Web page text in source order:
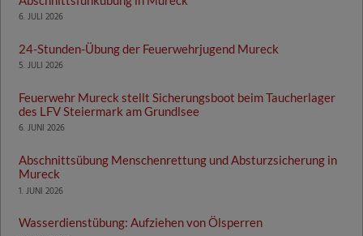
6. JULI 2026
24-Stunden-Übung der Feuerwehrjugend Mureck
5. JULI 2026
Feuerwehr Mureck stellt Sicherungsboot beim Taucherlager
des LFV Steiermark am Grundlsee
6. JUNI 2026
Abschnittsübung Menschenrettung und Absturzsicherung in
Mureck
1. JUNI 2026
Wasserdienstübung: Aufziehen von Ölsperren